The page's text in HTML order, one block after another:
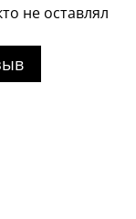
не оставлял